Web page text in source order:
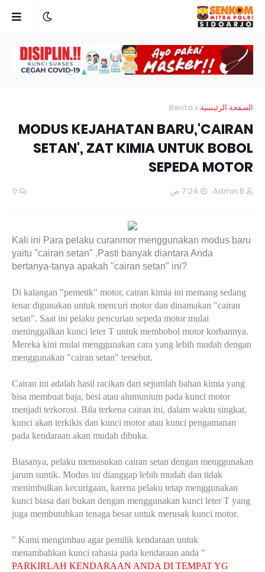
الصفحة الرئيسية Berita
MODUS KEJAHATAN BARU,'CAIRAN
SETAN', ZAT KIMIA UNTUK BOBOL
SEPEDA MOTOR
Admin B 7:24 ص 0
Kali ini Para pelaku curanmor menggunakan modus baru
yaitu "cairan setan" .Pasti banyak diantara Anda
bertanya-tanya apakah "cairan setan" ini?
Di kalangan "pemetik" motor, cairan kimia ini memang sedang
tenar digunakan untuk mencuri motor dan dinamakan "cairan
setan". Saat ini pelaku pencurian sepeda motor mulai
meninggalkan kunci leter T untuk membobol motor korbannya.
Mereka kini mulai menggunakan cara yang lebih mudah dengan
menggunakan "cairan setan" tersebut.
Cairan ini adalah hasil racikan dari sejumlah bahan kimia yang
bisa membuat baja, besi atau alumunium pada kunci motor
menjadi terkorosi. Bila terkena cairan ini, dalam waktu singkat,
kunci akan terkikis dan kunci motor atau kunci pengamanan
pada kendaraan akan mudah dibuka.
Biasanya, pelaku memasukan cairan setan dengan menggunakan
jarum suntik. Modus ini dianggap lebih mudah dan tidak
menimbulkan kecurigaan, karena pelaku tetap menggunakan
kunci biasa dan bukan dengan menggunakan kunci leter T yang
juga membutuhkan tenaga besar untuk merusak kunci motor.
" Kami mengimbau agar pemilik kendaraan untuk
menambahkan kunci rahasia pada kendaraan anda "
PARKIRLAH KENDARAAN ANDA DI TEMPAT YG